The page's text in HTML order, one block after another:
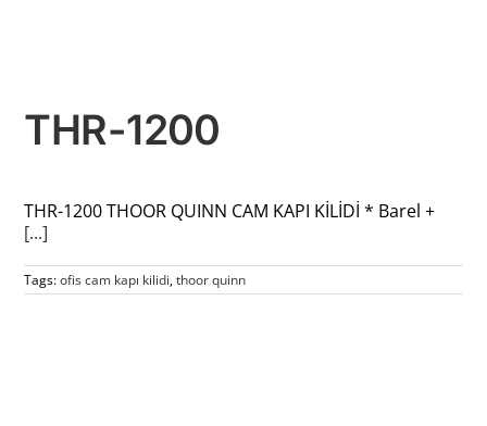
THR-1200
THR-1200 THOOR QUINN CAM KAPI KİLİDİ * Barel +
[...]
Tags:ofis cam kapı kilidi,thoor quinn